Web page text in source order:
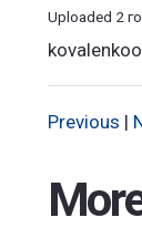
Uploaded 2
Previous |